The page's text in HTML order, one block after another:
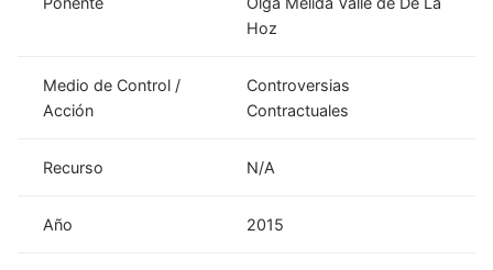
Hoz
Medio de Control /
Acción
Controversias
Contractuales
Recurso N/A
Año 2015